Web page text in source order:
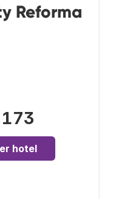
Reforma
hotel